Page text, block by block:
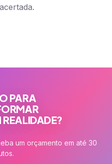
PARA
REALIDADE?
um orçamento em até 30